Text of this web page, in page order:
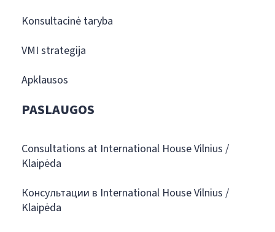
Konsultacinė taryba
VMI strategija
Apklausos
PASLAUGOS
Consultations at International House Vilnius /
Klaipėda
Консультации в International House Vilnius /
Klaipėda